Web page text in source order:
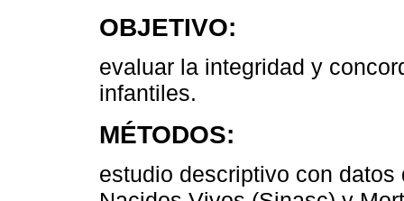
OBJETIVO:
evaluar la integridad y
infantiles.
MÉTODOS:
estudio descriptivo con